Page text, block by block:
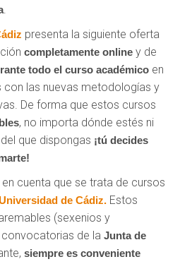
.
presenta la siguiente oferta
completamente online y de
todo el curso académico en
las nuevas metodologías y
De forma que estos cursos
, no importa dónde estés ni
que dispongas ¡tú decides
cuenta que se trata de cursos
de Cádiz. Estos
(sexenios y
convocatorias de laJunta de
siempre es conveniente